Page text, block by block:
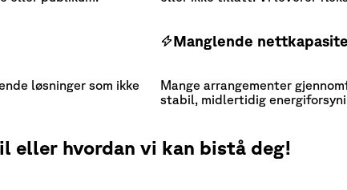
løsninger som ikke
Manglende
Mange arrangementer
stabil, midlertidig
eller hvordan vi kan bistå deg!